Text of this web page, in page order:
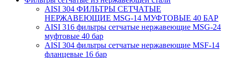
AISI 304 ФИЛЬТРЫ СЕТЧАТЫЕ
НЕРЖАВЕЮЩИЕ MSG-14 МУФТОВЫЕ 40 БАР
AISI 316 фильтры сетчатые нержавеющие MSG-24
муфтовые 40 бар
AISI 304 фильтры сетчатые нержавеющие MSF-14
фланцевые 16 бар